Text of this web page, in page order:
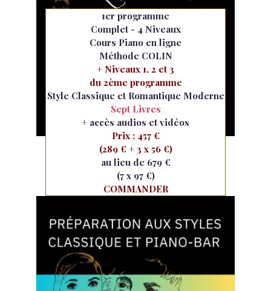
1er programme
Complet - 4 Niveaux
Cours Piano en ligne
Méthode COLIN
+ Niveaux 1, 2 et 3
du 2ème programme
Style Classique et Romantique Moderne
Sept Livres
+ accès audios et vidéos
Prix : 457 €
(289 € + 3 x 56 €)
au lieu de 679 €
(7 x 97 €)
COMMANDER